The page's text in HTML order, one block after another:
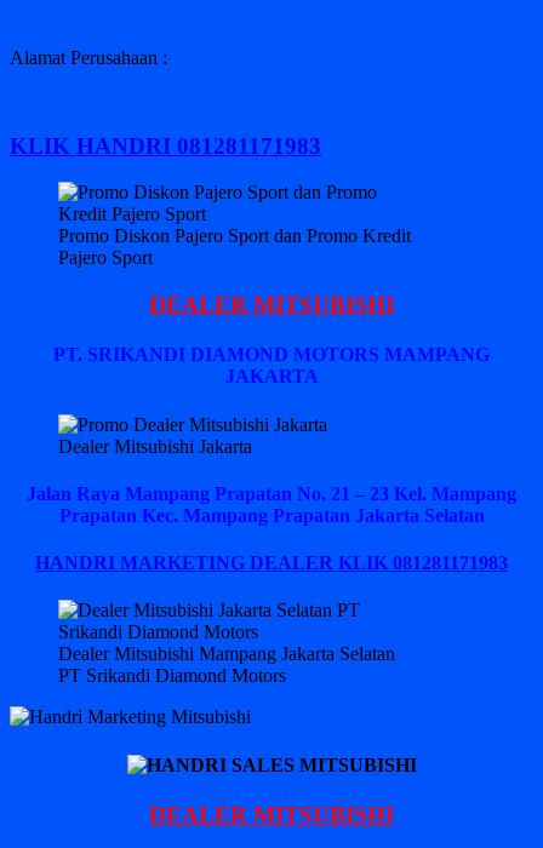
Alamat Perusahaan :
KLIK HANDRI 081281171983
Promo Diskon Pajero Sport dan Promo Kredit
Pajero Sport
DEALER MITSUBISHI
PT. SRIKANDI DIAMOND MOTORS MAMPANG
JAKARTA
Dealer Mitsubishi Jakarta
Jalan Raya Mampang Prapatan No. 21 – 23 Kel. Mampang
Prapatan Kec. Mampang Prapatan Jakarta Selatan
HANDRI MARKETING DEALER KLIK 081281171983
Dealer Mitsubishi Mampang Jakarta Selatan
PT Srikandi Diamond Motors
DEALER MITSUBISHI